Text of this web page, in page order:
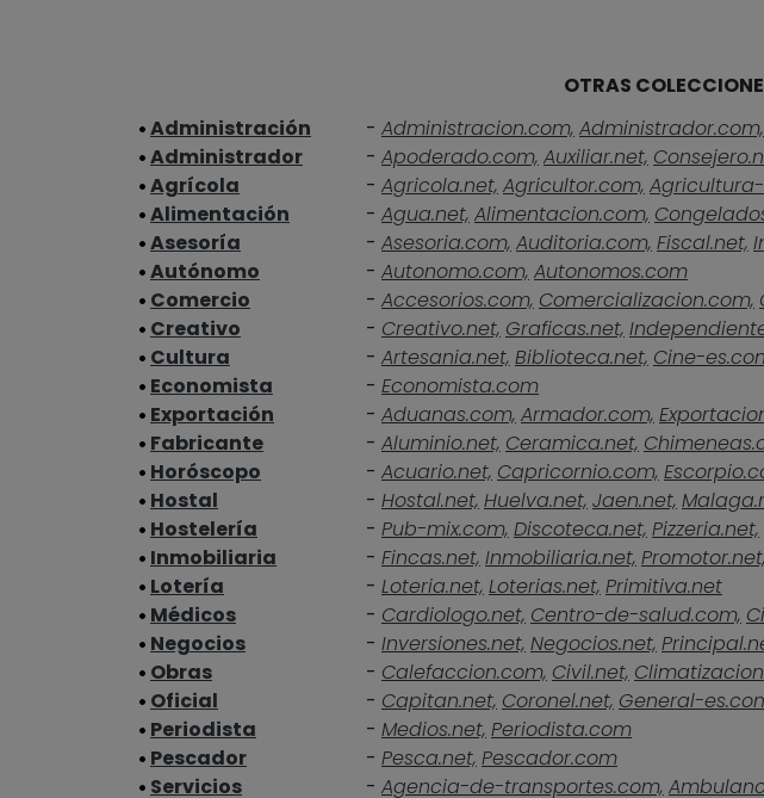
OTRAS
Administración
- Administracion.com, Administrador.com,
Administrador
- Apoderado.com, Auxiliar.net,
Agrícola
- Agricola.net, Agricultor.com,
Alimentación
- Agua.net, Alimentacion.com,
Asesoría
- Asesoria.com, Auditoria.com, Fiscal.net,
Autónomo
- Autonomo.com, Autonomos.com
Comercio
- Accesorios.com, Comercializacion.com,
Creativo
- Creativo.net, Graficas.net,
Cultura
- Artesania.net, Biblioteca.net, Cine-
Economista
- Economista.com
Exportación
- Aduanas.com, Armador.com,
Fabricante
- Aluminio.net, Ceramica.net,
Horóscopo
- Acuario.net, Capricornio.com,
Hostal
- Hostal.net, Huelva.net, Jaen.net,
Hostelería
- Pub-mix.com, Discoteca.net, Pizzeria.net,
Inmobiliaria
- Fincas.net, Inmobiliaria.net, Promotor.net,
Lotería
- Loteria.net, Loterias.net, Primitiva.net
Médicos
- Cardiologo.net, Centro-de-salud.com,
Negocios
- Inversiones.net, Negocios.net,
Obras
- Calefaccion.com, Civil.net,
Oficial
- Capitan.net, Coronel.net, General-
Periodista
- Medios.net, Periodista.com
Pescador
- Pesca.net, Pescador.com
Servicios
- Agencia-de-transportes.com,